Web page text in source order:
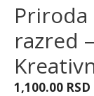
razred
1,100.00 RSD